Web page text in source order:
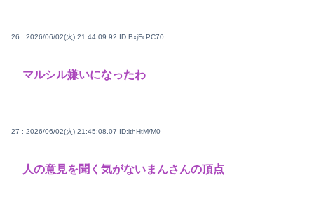
26 : 2026/06/02(火) 21:44:09.92 ID:BxjFcPC70
マルシル嫌いになったわ
27 : 2026/06/02(火) 21:45:08.07 ID:ithHtM/M0
人の意見を聞く気がないまんさんの頂点